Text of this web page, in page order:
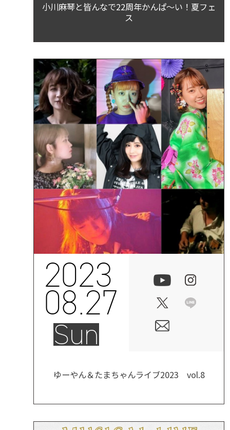
小川麻琴と皆んなで22周年かんぱ～い！夏フェ
ス
2023
08.27
Sun
ゆーやん＆たまちゃんライブ2023 vol.8